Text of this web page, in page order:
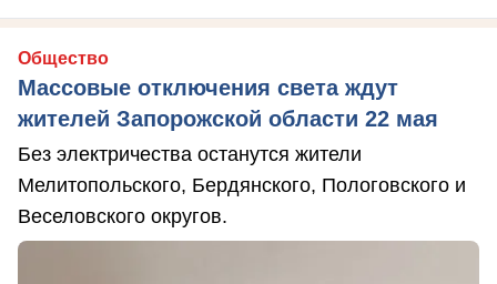
Общество
Массовые отключения света ждут
жителей Запорожской области 22 мая
Без электричества останутся жители
Мелитопольского, Бердянского, Пологовского и
Веселовского округов.